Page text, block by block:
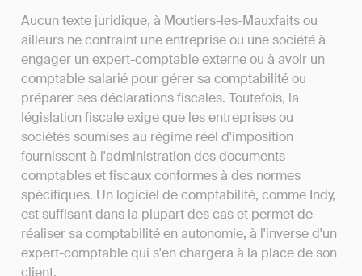
Aucun texte juridique, à Moutiers-les-Mauxfaits ou
ailleurs ne contraint une entreprise ou une société à
engager un expert-comptable externe ou à avoir un
comptable salarié pour gérer sa comptabilité ou
préparer ses déclarations fiscales. Toutefois, la
législation fiscale exige que les entreprises ou
sociétés soumises au régime réel d'imposition
fournissent à l'administration des documents
comptables et fiscaux conformes à des normes
spécifiques. Un logiciel de comptabilité, comme Indy,
est suffisant dans la plupart des cas et permet de
réaliser sa comptabilité en autonomie, à l'inverse d'un
expert-comptable qui s'en chargera à la place de son
client.